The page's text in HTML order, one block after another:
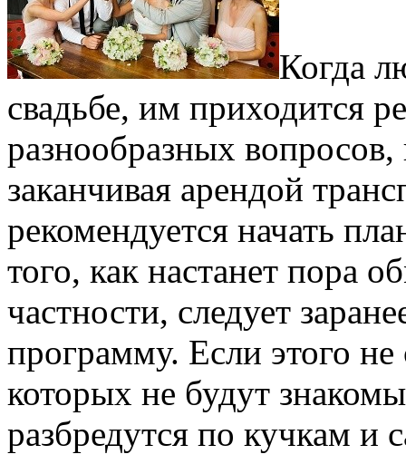
Когда
свадьбе, им приходится
разнообразных
заканчивая арендой
рекомендуется начать
того, как настанет пора
частности, следует
программу. Если этого не
которых не будут
разбредутся по кучкам и